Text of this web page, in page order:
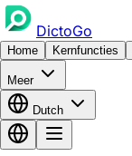
DictoGo
Home Kernfuncties
Meer
Dutch